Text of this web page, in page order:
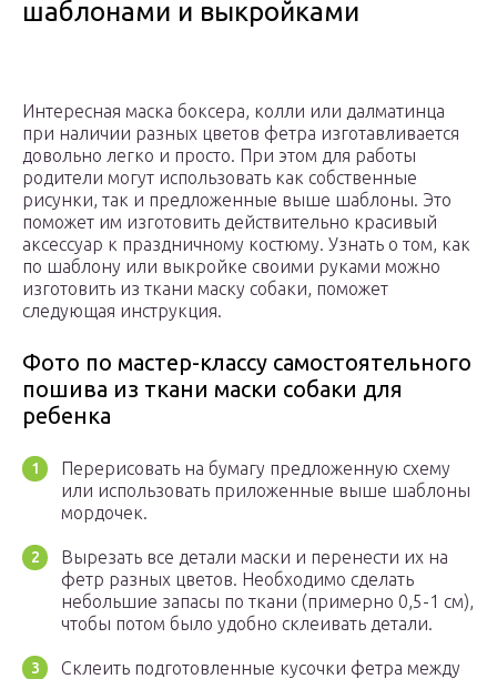
шаблонами и выкройками
Интересная маска боксера, колли или далматинца
при наличии разных цветов фетра изготавливается
довольно легко и просто. При этом для работы
родители могут использовать как собственные
рисунки, так и предложенные выше шаблоны. Это
поможет им изготовить действительно красивый
аксессуар к праздничному костюму. Узнать о том, как
по шаблону или выкройке своими руками можно
изготовить из ткани маску собаки, поможет
следующая инструкция.
Фото по мастер-классу самостоятельного
пошива из ткани маски собаки для
ребенка
Перерисовать на бумагу предложенную схему
или использовать приложенные выше шаблоны
мордочек.
Вырезать все детали маски и перенести их на
фетр разных цветов. Необходимо сделать
небольшие запасы по ткани (примерно 0,5-1 см),
чтобы потом было удобно склеивать детали.
Склеить подготовленные кусочки фетра между